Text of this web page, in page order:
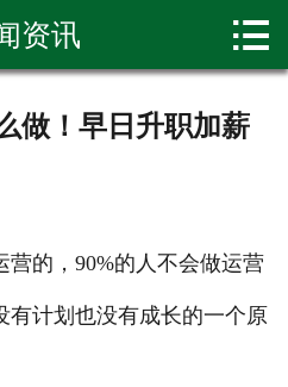
种植基地
环境展示
资讯 
做！早日升职加薪
的，90%的人不会做运营
有计划也没有成长的一个原